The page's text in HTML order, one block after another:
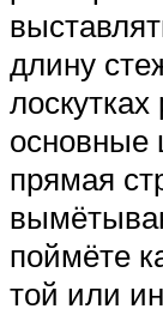
длину
прямая
поймёте
той или